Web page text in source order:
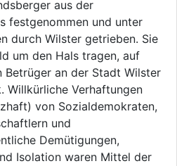
aus der
festgenommen und unter
durch Wilster getrieben. Sie
um den Hals tragen, auf
Betrüger an der Stadt Wilster
Willkürliche Verhaftungen
von Sozialdemokraten,
und
Demütigungen,
Isolation waren Mittel der